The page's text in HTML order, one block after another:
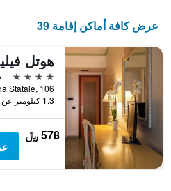
عرض كافة أماكن إقامة 39
4 نجوم
1.3 كيلومتر عن وسط المدينة
578 ﷼